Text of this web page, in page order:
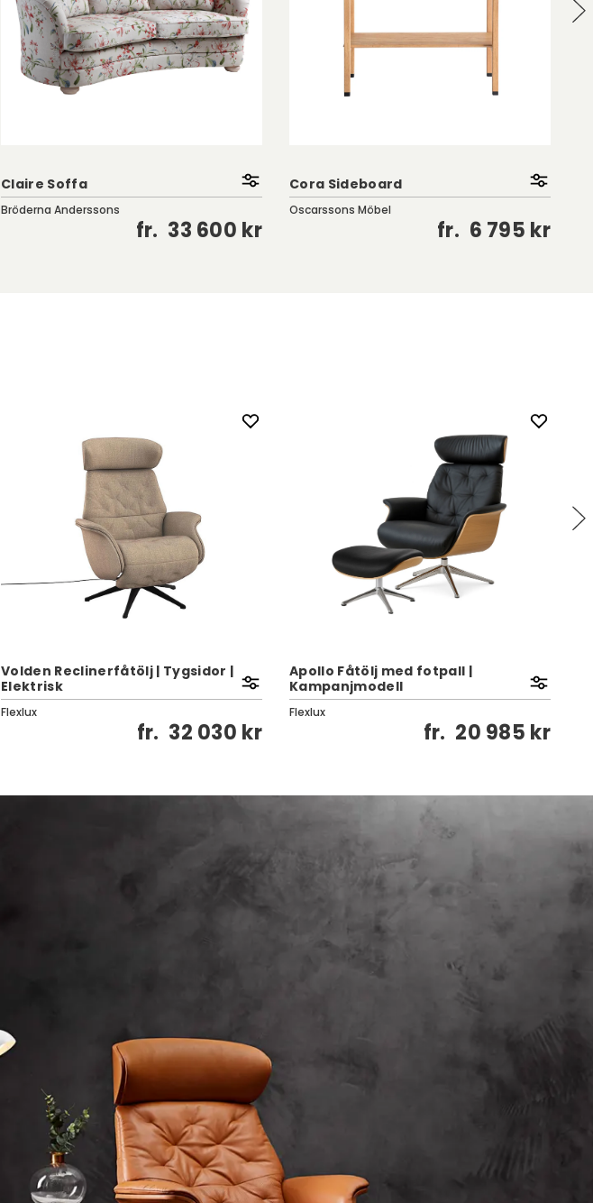
Claire Soffa
Bröderna Anderssons
fr. 33 600 kr
Cora Sideboard
Oscarssons Möbel
fr. 6 795 kr
Volden Reclinerfåtölj | Tygsidor |
Elektrisk
Flexlux
fr. 32 030 kr
Apollo Fåtölj med fotpall |
Kampanjmodell
Flexlux
fr. 20 985 kr